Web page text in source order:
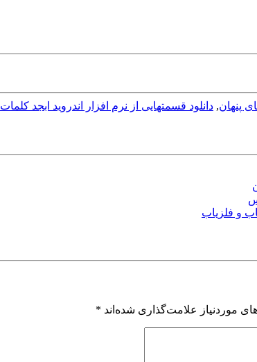
پنهان, دانلود قسمتهایی از نرم افزار اندروید ابجد کلمات
و فلزیاب
موردنیاز علامت‌گذاری شده‌اند *